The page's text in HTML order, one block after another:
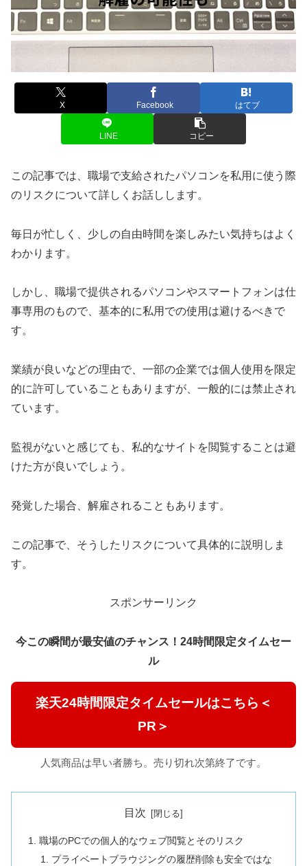
X Facebook はてブ
LINE コピー
この記事では、職場で支給されたパソコンを私用に使う際
のリスクについて詳しくお話しします。
毎日が忙しく、少しの自由時間を楽しみたい気持ちはよく
わかります。
しかし、職場で提供されるパソコンやスマートフォンは仕
事専用のもので、基本的に私用での使用は避けるべきで
す。
業績が良いなどの理由で、一部の企業では個人使用を限定
的に許可していることもありますが、一般的には禁止され
ています。
監視がないと感じても、私的なサイトを閲覧することは避
けた方が良いでしょう。
発覚した場合、解雇されることもあります。
この記事で、そうしたリスクについて具体的に説明しま
す。
スポンサーリンク
今この瞬間が最安値のチャンス！24時間限定タイムセー
ル
楽天24時間限定タイムセールはこちら＜
PR＞
人気商品は早い者勝ち。売り切れ次第終了です。
目次
職場のPCでの個人的なウェブ閲覧とそのリスク
プライベートブラウジングの履歴削除も安全ではな